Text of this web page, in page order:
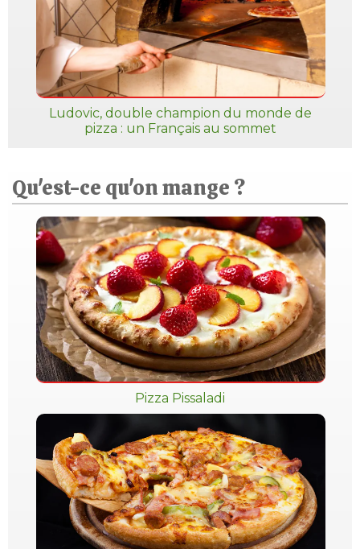
Ludovic, double champion du monde de
pizza : un Français au sommet
Qu'est-ce qu'on mange ?
Pizza Pissaladi